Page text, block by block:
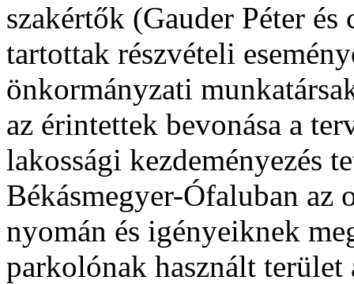
szakértők (Gauder Péter
tartottak részvételi
önkormányzati
az érintettek bevonása a
lakossági kezdeményezés
Békásmegyer-Ófaluban az
nyomán és igényeiknek
parkolónak használt